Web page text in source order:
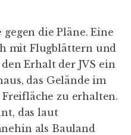
die Pläne. Eine
mit Flugblättern und
Erhalt der JVS ein
das Gelände im
zu erhalten.
das laut
als Bauland